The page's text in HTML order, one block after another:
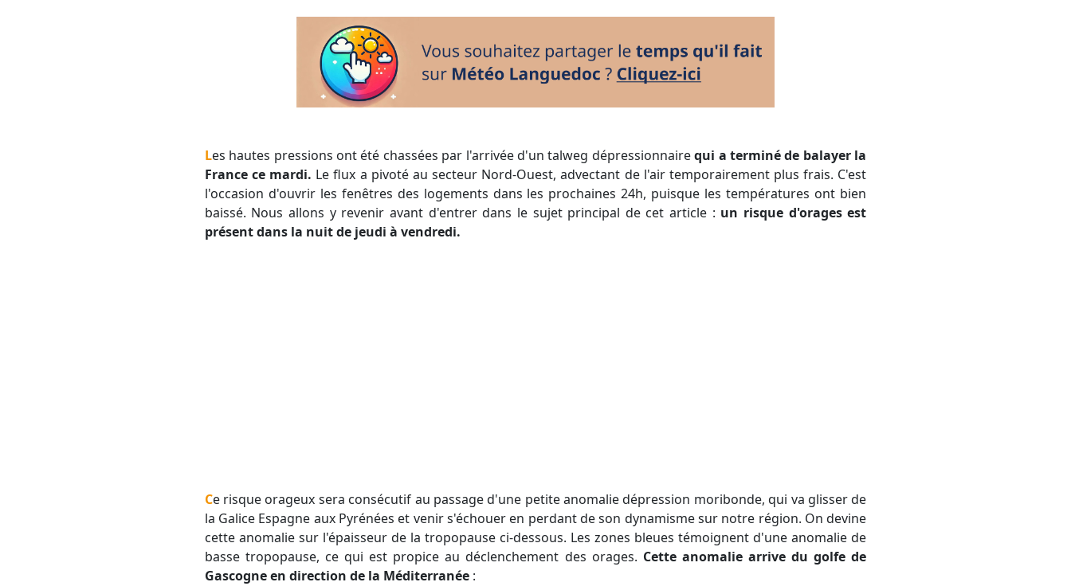
Les hautes pressions ont été chassées par l'arrivée d'un talweg dépressionnairequi a terminé de balayer la
France ce mardi. Le flux a pivoté au secteur Nord-Ouest, advectant de l'air temporairement plus frais. C'est
l'occasion d'ouvrir les fenêtres des logements dans les prochaines 24h, puisque les températures ont bien
baissé. Nous allons y revenir avant d'entrer dans le sujet principal de cet article : un risque d'orages est
présent dans la nuit de jeudi à vendredi.
Ce risque orageux sera consécutif au passage d'une petite anomalie dépression moribonde, qui va glisser de
la Galice Espagne aux Pyrénées et venir s'échouer en perdant de son dynamisme sur notre région. On devine
cette anomalie sur l'épaisseur de la tropopause ci-dessous. Les zones bleues témoignent d'une anomalie de
basse tropopause, ce qui est propice au déclenchement des orages. Cette anomalie arrive du golfe de
Gascogne en direction de la Méditerranée: